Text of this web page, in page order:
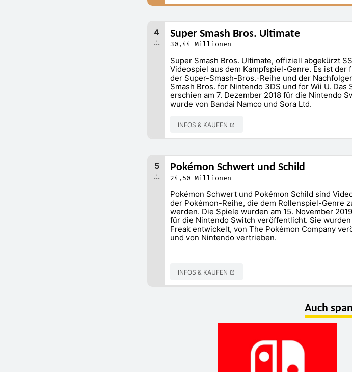
.:.
4 Super Smash Bros. Ultimate
30,44 Millionen
Super Smash Bros. Ultimate, offiziell abgekürzt
Videospiel aus dem Kampfspiel-Genre. Es ist der
der Super-Smash-Bros.-Reihe und der
Smash Bros. for Nintendo 3DS und for Wii U. Das
erschien am 7. Dezember 2018 für die Nintendo
wurde von Bandai Namco und Sora Ltd.
INFOS & KAUFEN
.:.
5 Pokémon Schwert und Schild
24,50 Millionen
Pokémon Schwert und Pokémon Schild sind
der Pokémon-Reihe, die dem Rollenspiel-Genre
werden. Die Spiele wurden am 15. November
für die Nintendo Switch veröffentlicht. Sie wurden
Freak entwickelt, von The Pokémon Company
und von Nintendo vertrieben.
INFOS & KAUFEN
Auch